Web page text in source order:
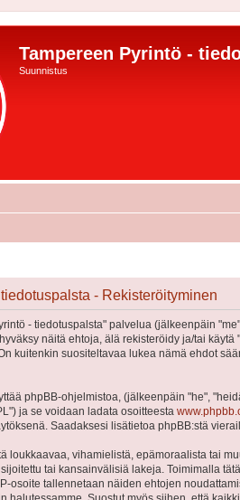
Tampereen Pyrintö -
Suunnistus
- Rekisteröityminen
- tiedotuspalsta" palvelua (jälkeenpäin
näitä ehtoja, älä rekisteröidy ja/tai
kuitenkin suositeltavaa lukea nämä ehdot
phpBB-ohjelmistoa, (jälkeenpäin "he",
ja se voidaan ladata osoitteesta
Saadaksesi lisätietoa phpBB:stä
loukkaavaa, vihamielistä, epämoraalista tai
tai kansainvälisiä lakeja. Toimimalla
osoite tallennetaan näiden ehtojen